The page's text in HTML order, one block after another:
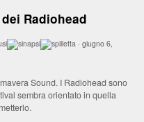
Radiohead
· giugno 6,
Sound. I Radiohead sono
sembra orientato in quella